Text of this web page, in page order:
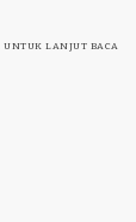
UNTUK LANJUT BACA